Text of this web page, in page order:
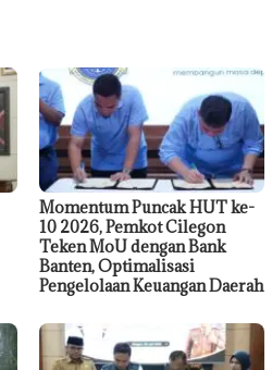
Momentum Puncak HUT ke-
10 2026, Pemkot Cilegon
Teken MoU dengan Bank
Banten, Optimalisasi
Pengelolaan Keuangan Daerah